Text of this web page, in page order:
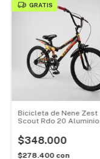
GRATIS
Bicicleta de Nene Zest
Scout Rdo 20 Aluminio
$348.000
$278.400 con